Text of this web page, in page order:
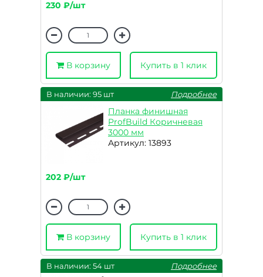
230 ₽/шт
В корзину Купить в 1 клик
В наличии: 95 шт Подробнее
Планка финишная
ProfBuild Коричневая
3000 мм
Артикул: 13893
202 ₽/шт
В корзину Купить в 1 клик
В наличии: 54 шт Подробнее